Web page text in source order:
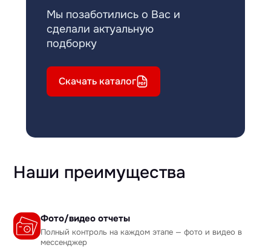
Мы позаботились о Вас и
сделали актуальную
подборку
Скачать каталог
Наши преимущества
Фото/видео отчеты
Полный контроль на каждом этапе — фото и видео в
мессенджер